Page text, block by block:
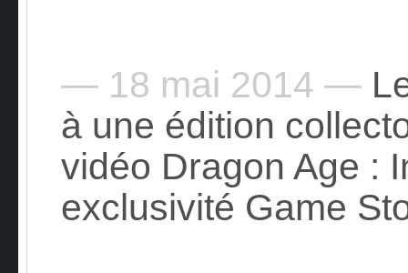
— 18 mai 2014 —
à une édition
vidéo Dragon Age :
exclusivité Game